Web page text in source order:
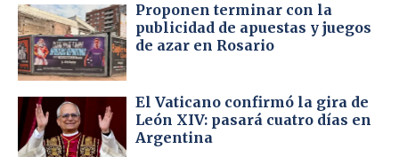
Proponen terminar con la
publicidad de apuestas y juegos
de azar en Rosario
El Vaticano confirmó la gira de
León XIV: pasará cuatro días en
Argentina